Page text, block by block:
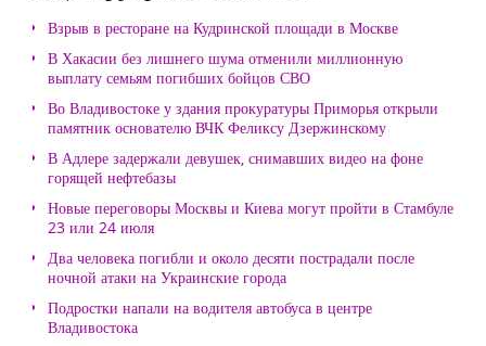
Взрыв в ресторане на Кудринской площади в Москве
В Хакасии без лишнего шума отменили миллионную
выплату семьям погибших бойцов СВО
Во Владивостоке у здания прокуратуры Приморья открыли
памятник основателю ВЧК Феликсу Дзержинскому
В Адлере задержали девушек, снимавших видео на фоне
горящей нефтебазы
Новые переговоры Москвы и Киева могут пройти в Стамбуле
23 или 24 июля
Два человека погибли и около десяти пострадали после
ночной атаки на Украинские города
Подростки напали на водителя автобуса в центре
Владивостока